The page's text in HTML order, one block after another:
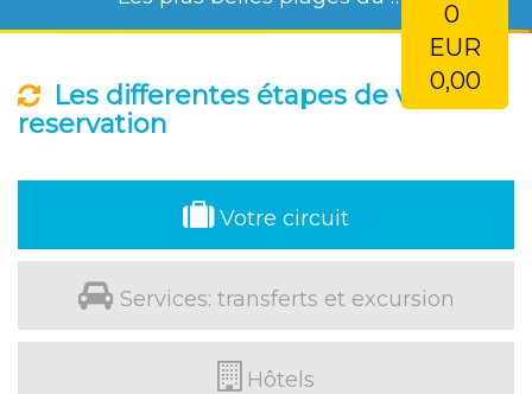
0
EUR
0,00
Les differentes étapes de votre
reservation
Votre circuit
Services: transferts et excursion
Hôtels